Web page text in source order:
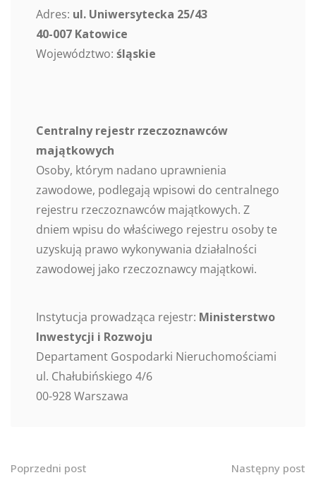
Adres: ul. Uniwersytecka 25/43
40-007 Katowice
Województwo: śląskie
Centralny rejestr rzeczoznawców
majątkowych
Osoby, którym nadano uprawnienia
zawodowe, podlegają wpisowi do centralnego
rejestru rzeczoznawców majątkowych. Z
dniem wpisu do właściwego rejestru osoby te
uzyskują prawo wykonywania działalności
zawodowej jako rzeczoznawcy majątkowi.
Instytucja prowadząca rejestr: Ministerstwo
Inwestycji i Rozwoju
Departament Gospodarki Nieruchomościami
ul. Chałubińskiego 4/6
00-928 Warszawa
Nawigacja
Poprzedni post Następny post